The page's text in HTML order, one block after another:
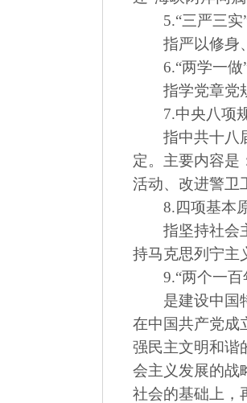
5.“三严三实
指严以修身、
6.“两学一做
指学党章党规
7.中央八项
指中共十八届
定。主要内容是
活动、改进警卫
8.四项基本
指坚持社会主
持马克思列宁主
9.“两个一百
是建设中国特
在中国共产党成
强民主文明和谐
会主义发展的战
社会的基础上，